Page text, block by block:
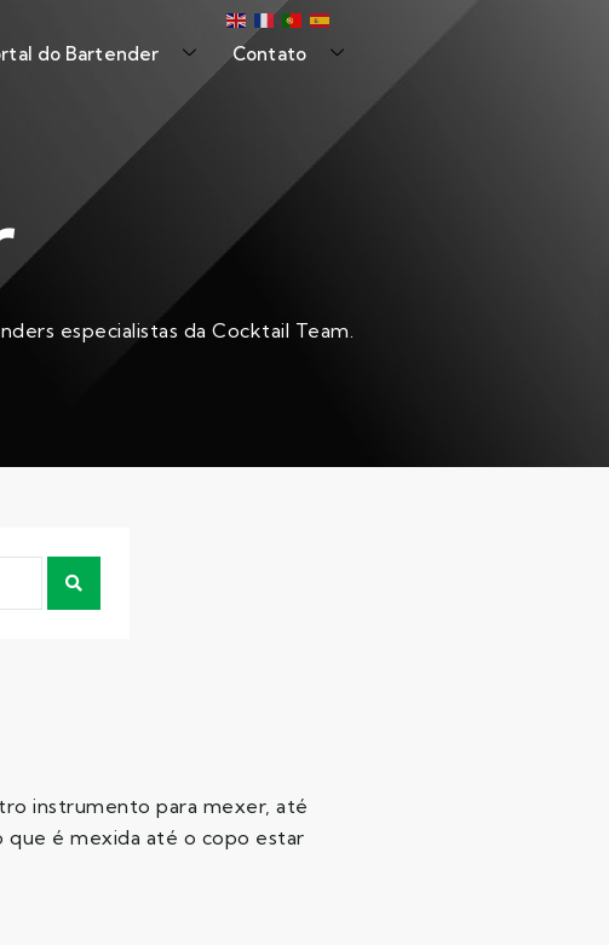
do Bartender Contato
especialistas da Cocktail Team.
instrumento para mexer, até
que é mexida até o copo estar